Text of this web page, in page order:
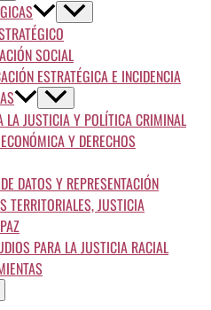
SOCIAL
ESTRATÉGICA E INCIDENCIA
LA JUSTICIA Y POLÍTICA CRIMINAL
Y DERECHOS
DATOS Y REPRESENTACIÓN
TERRITORIALES, JUSTICIA
PARA LA JUSTICIA RACIAL